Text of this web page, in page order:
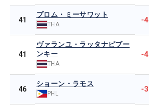
41
プロム・ミーサワット
THA -4
41
ヴァランユ・ラッタナピブー
ンキー
THA
-4
46
ショーン・ラモス
PHL -3